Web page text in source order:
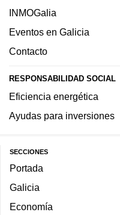
INMOGalia
Eventos en Galicia
Contacto
RESPONSABILIDAD SOCIAL
Eficiencia energética
Ayudas para inversiones
SECCIONES
Portada
Galicia
Economía